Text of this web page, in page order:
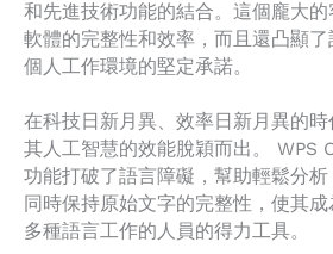
和先進技術功能的結合。這個龐大
軟體的完整性和效率，而且還凸顯
個人工作環境的堅定承諾。
在科技日新月異、效率日新月異的
其人工智慧的效能脫穎而出。 WPS
功能打破了語言障礙，幫助輕鬆分析
同時保持原始文字的完整性，使其
多種語言工作的人員的得力工具。